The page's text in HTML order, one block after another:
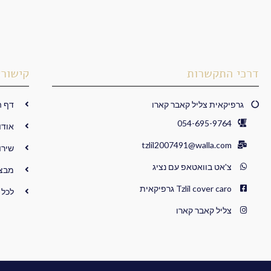
דרכי התקשרות
גרפיקאית צליל קאבר קארו
054-695-9764
tzlil2007491@walla.com
צ'אט בוואטאפ עם נציג
Tzlil cover caro גרפיקאית
צליל קאבר קארו
דף